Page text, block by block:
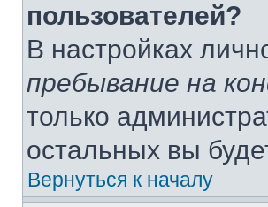
пользователей?
В настройках
пребывание на
только
остальных вы
Вернуться к началу